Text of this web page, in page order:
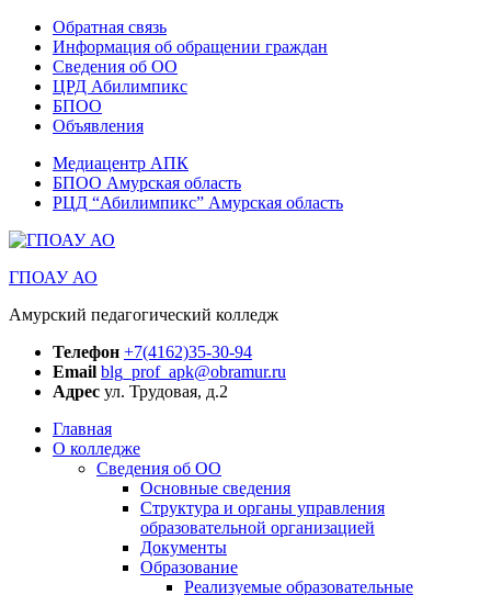
Обратная связь
Информация об обращении граждан
Сведения об ОО
ЦРД Абилимпикс
БПОО
Объявления
Медиацентр АПК
БПОО Амурская область
РЦД “Абилимпикс” Амурская область
ГПОАУ АО
Амурский педагогический колледж
Телефон +7(4162)35-30-94
Email blg_prof_apk@obramur.ru
Адрес ул. Трудовая, д.2
Главная
О колледже
Сведения об ОО
Основные сведения
Структура и органы управления
образовательной организацией
Документы
Образование
Реализуемые образовательные